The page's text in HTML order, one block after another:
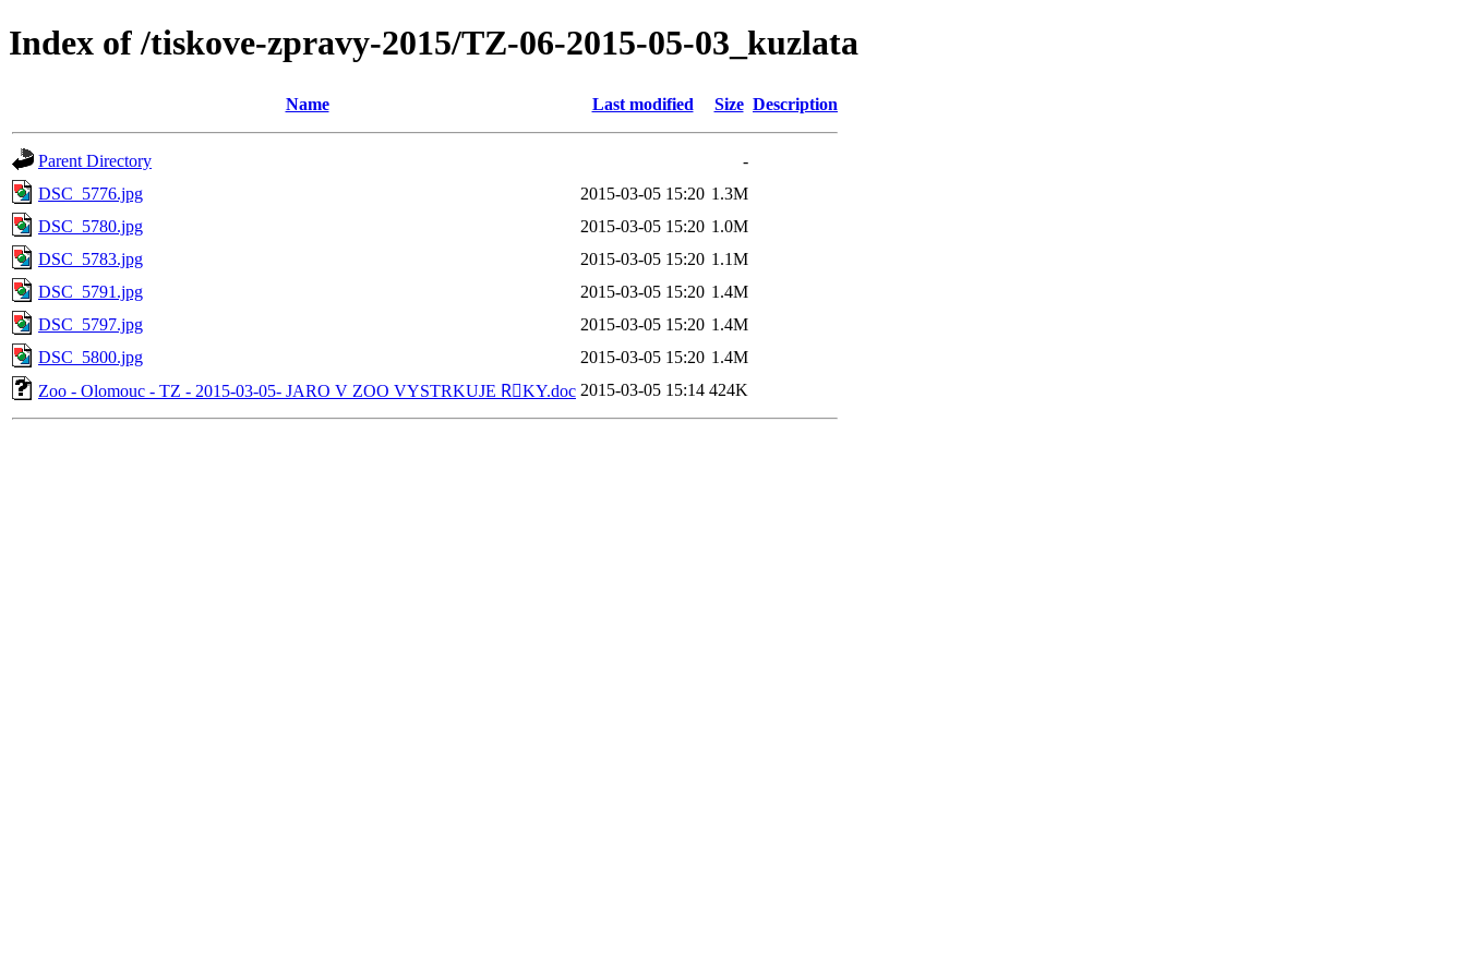
Index of /tiskove-zpravy-2015/TZ-06-2015-05-03_kuzlata
Name Last modified Size Description
Parent Directory
-
DSC_5776.jpg
2015-03-05 15:20 1.3M
DSC_5780.jpg
2015-03-05 15:20 1.0M
DSC_5783.jpg
2015-03-05 15:20 1.1M
DSC_5791.jpg
2015-03-05 15:20 1.4M
DSC_5797.jpg
2015-03-05 15:20 1.4M
DSC_5800.jpg
2015-03-05 15:20 1.4M
Zoo - Olomouc - TZ - 2015-03-05- JARO V ZOO VYSTRKUJE RَKY.doc 2015-03-05 15:14 424K